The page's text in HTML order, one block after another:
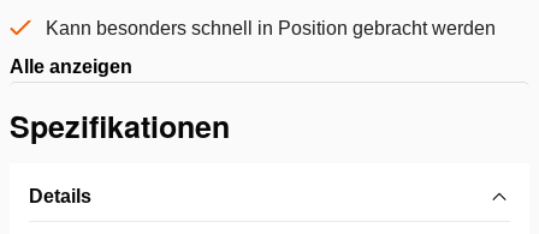
Kann besonders schnell in Position gebracht werden
Alle anzeigen
Spezifikationen
Details